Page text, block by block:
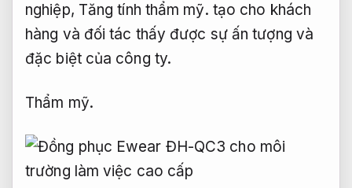
nghiệp, Tăng tính thẩm mỹ. tạo cho khách
hàng và đối tác thấy được sự ấn tượng và
đặc biệt của công ty.
Thẩm mỹ.